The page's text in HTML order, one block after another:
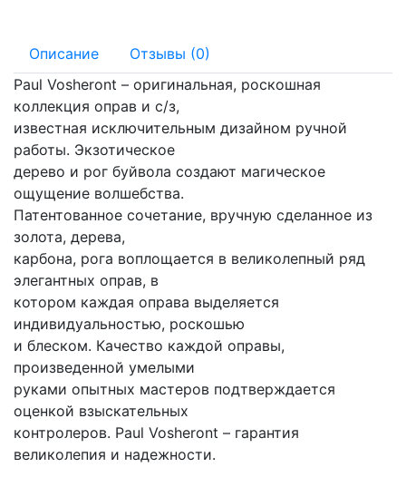
Описание
Отзывы (0)
Paul Vosheront – оригинальная, роскошная
коллекция оправ и с/з,
известная исключительным дизайном ручной
работы. Экзотическое
дерево и рог буйвола создают магическое
ощущение волшебства.
Патентованное сочетание, вручную сделанное из
золота, дерева,
карбона, рога воплощается в великолепный ряд
элегантных оправ, в
котором каждая оправа выделяется
индивидуальностью, роскошью
и блеском. Качество каждой оправы,
произведенной умелыми
руками опытных мастеров подтверждается
оценкой взыскательных
контролеров. Paul Vosheront – гарантия
великолепия и надежности.